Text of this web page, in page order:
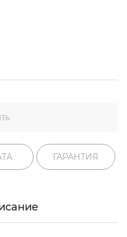
ГАРАНТИЯ